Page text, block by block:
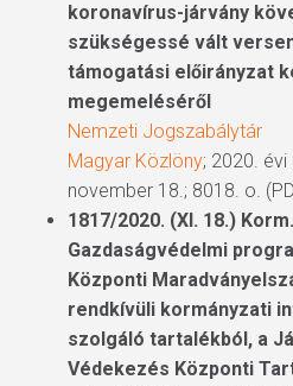
koronavírus-járvány
szükségessé vált
támogatási előirányzat
megemeléséről
Nemzeti Jogszabálytár
Magyar Közlöny; 2020.
november 18.; 8018. o.
1817/2020. (XI. 18.)
Gazdaságvédelmi
Központi
rendkívüli kormányzati
szolgáló tartalékból, a
Védekezés Központi